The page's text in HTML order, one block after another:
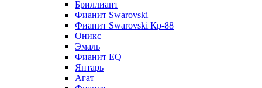
Бриллиант
Фианит Swarovski
Фианит Swarovski Кр-88
Оникс
Эмаль
Фианит EQ
Янтарь
Агат